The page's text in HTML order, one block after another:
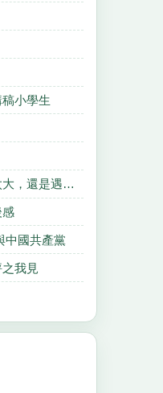
小學生
柒贈中國散文網《世界太大，還是遇見你，世界太小，不願離開你》
感
中國共產黨
我見